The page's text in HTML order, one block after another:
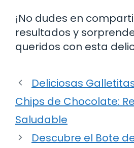
¡No dudes en
resultados y
queridos con esta
Deliciosas
Chips de Chocolate:
Saludable
Descubre el Bote